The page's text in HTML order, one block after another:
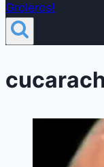
Groleros!